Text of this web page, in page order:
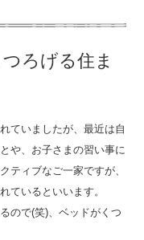
ろげる住ま
ていましたが、最近は自
や、お子さまの習い事に
ティブなご一家ですが、
ているといいます。
ので(笑)、ベッドがくつ